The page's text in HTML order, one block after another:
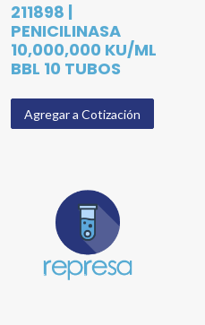
211898 |
PENICILINASA
10,000,000 KU/ML
BBL 10 TUBOS
Agregar a Cotización